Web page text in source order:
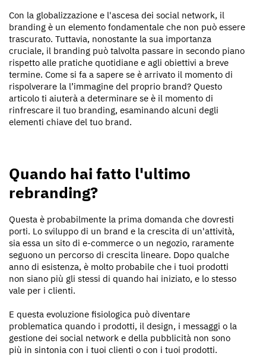
Con la globalizzazione e l'ascesa dei social network, il
branding è un elemento fondamentale che non può essere
trascurato. Tuttavia, nonostante la sua importanza
cruciale, il branding può talvolta passare in secondo piano
rispetto alle pratiche quotidiane e agli obiettivi a breve
termine. Come si fa a sapere se è arrivato il momento di
rispolverare la l’immagine del proprio brand? Questo
articolo ti aiuterà a determinare se è il momento di
rinfrescare il tuo branding, esaminando alcuni degli
elementi chiave del tuo brand.
Quando hai fatto l'ultimo
rebranding?
Questa è probabilmente la prima domanda che dovresti
porti. Lo sviluppo di un brand e la crescita di un'attività,
sia essa un sito di e-commerce o un negozio, raramente
seguono un percorso di crescita lineare. Dopo qualche
anno di esistenza, è molto probabile che i tuoi prodotti
non siano più gli stessi di quando hai iniziato, e lo stesso
vale per i clienti.
E questa evoluzione fisiologica può diventare
problematica quando i prodotti, il design, i messaggi o la
gestione dei social network e della pubblicità non sono
più in sintonia con i tuoi clienti o con i tuoi prodotti.